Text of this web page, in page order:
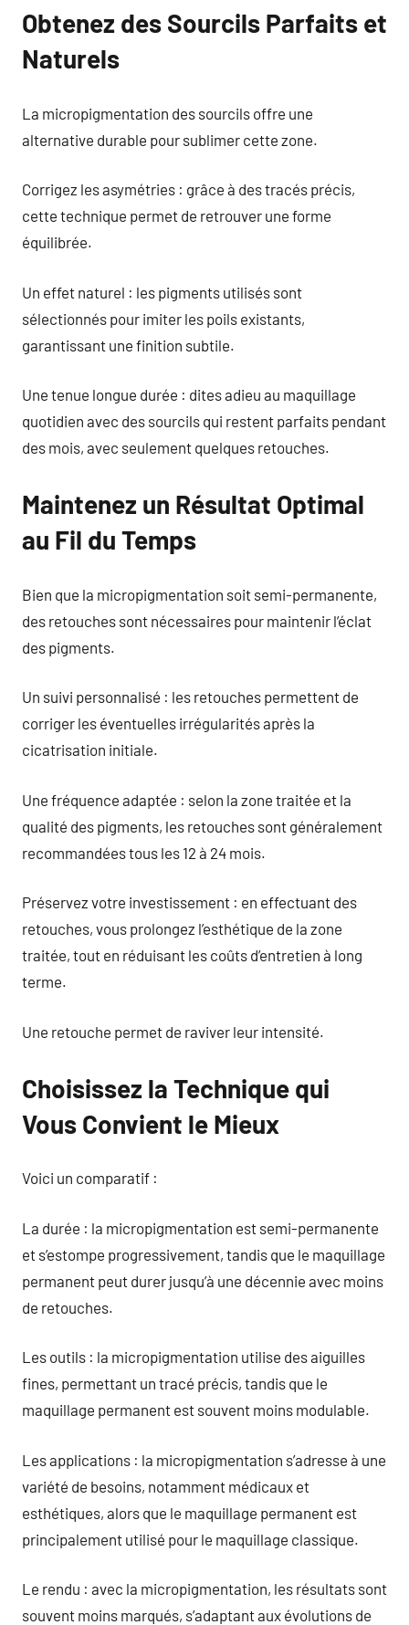
Obtenez des Sourcils Parfaits et
Naturels
La micropigmentation des sourcils offre une
alternative durable pour sublimer cette zone.
Corrigez les asymétries : grâce à des tracés précis,
cette technique permet de retrouver une forme
équilibrée.
Un effet naturel : les pigments utilisés sont
sélectionnés pour imiter les poils existants,
garantissant une finition subtile.
Une tenue longue durée : dites adieu au maquillage
quotidien avec des sourcils qui restent parfaits pendant
des mois, avec seulement quelques retouches.
Maintenez un Résultat Optimal
au Fil du Temps
Bien que la micropigmentation soit semi-permanente,
des retouches sont nécessaires pour maintenir l’éclat
des pigments.
Un suivi personnalisé : les retouches permettent de
corriger les éventuelles irrégularités après la
cicatrisation initiale.
Une fréquence adaptée : selon la zone traitée et la
qualité des pigments, les retouches sont généralement
recommandées tous les 12 à 24 mois.
Préservez votre investissement : en effectuant des
retouches, vous prolongez l’esthétique de la zone
traitée, tout en réduisant les coûts d’entretien à long
terme.
Une retouche permet de raviver leur intensité.
Choisissez la Technique qui
Vous Convient le Mieux
Voici un comparatif :
La durée : la micropigmentation est semi-permanente
et s’estompe progressivement, tandis que le maquillage
permanent peut durer jusqu’à une décennie avec moins
de retouches.
Les outils : la micropigmentation utilise des aiguilles
fines, permettant un tracé précis, tandis que le
maquillage permanent est souvent moins modulable.
Les applications : la micropigmentation s’adresse à une
variété de besoins, notamment médicaux et
esthétiques, alors que le maquillage permanent est
principalement utilisé pour le maquillage classique.
Le rendu : avec la micropigmentation, les résultats sont
souvent moins marqués, s’adaptant aux évolutions de